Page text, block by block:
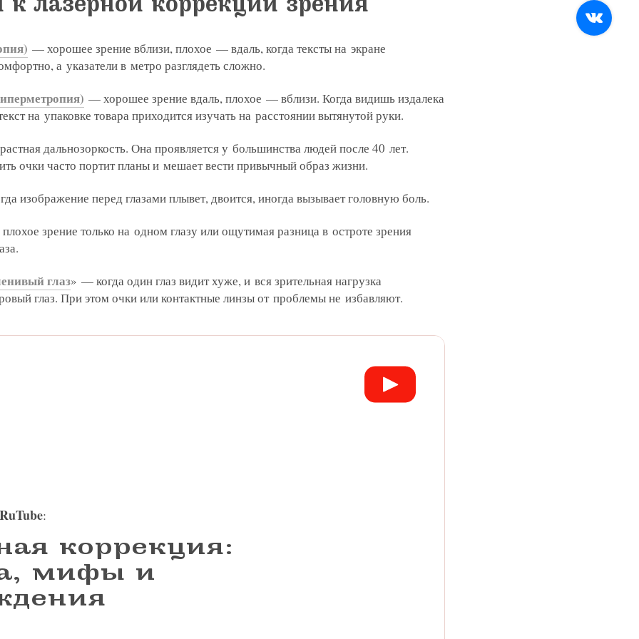
— хорошее зрение вблизи, плохое — вдаль, когда тексты на экране
а указатели в метро разглядеть сложно.
— хорошее зрение вдаль, плохое — вблизи. Когда видишь издалека
на упаковке товара приходится изучать на расстоянии вытянутой руки.
дальнозоркость. Она проявляется у большинства людей после 40 лет.
очки часто портит планы и мешает вести привычный образ жизни.
изображение перед глазами плывет, двоится, иногда вызывает головную боль.
зрение только на одном глазу или ощутимая разница в остроте зрения
глаз» — когда один глаз видит хуже, и вся зрительная нагрузка
глаз. При этом очки или контактные линзы от проблемы не избавляют.
RuTube:
коррекция:
мифы и
в соответствии с ФЗ от 13.03.2006 №38-ФЗ на условиях и для целей, определенных
Записаться
Беликовой Е.И.
29 Елена, персональный менеджер
даете согласие на обработкуперсональных данных
в соответствии с ФЗ от 13.03.2006 №38-ФЗ на условиях и для целей, определенных
даете согласие на обработкуперсональных данных
в соответствии с ФЗ от 13.03.2006 №38-ФЗ на условиях и для целей, определенных
даете согласие на обработкуперсональных данных
в соответствии с ФЗ от 13.03.2006 №38-ФЗ на условиях и для целей, определенных
Отправить
даете согласие на обработкуперсональных данных